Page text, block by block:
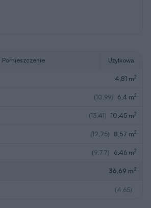
Pomieszczenie Użytkowa
4,81 m2
(10,99) 6,4 m2
(13,41) 10,45 m2
(12,75) 8,57 m2
(9,77) 6,46 m2
36,69 m2
(4,65)